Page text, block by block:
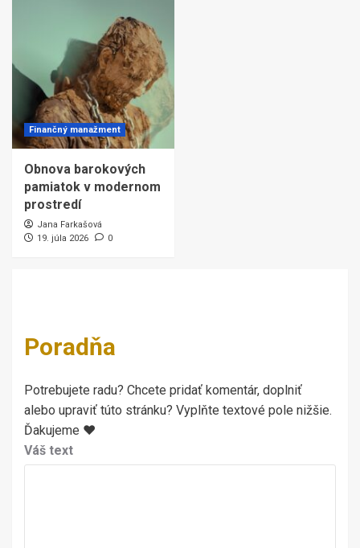
Finančný manažment
Obnova barokových
pamiatok v modernom
prostredí
Jana Farkašová
19. júla 2026
0
Poradňa
Potrebujete radu? Chcete pridať komentár, doplniť
alebo upraviť túto stránku? Vyplňte textové pole nižšie.
Ďakujeme ♥
Váš text